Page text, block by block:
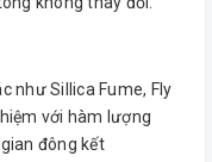
như Sillica Fume, Fly
với hàm lượng
đông kết